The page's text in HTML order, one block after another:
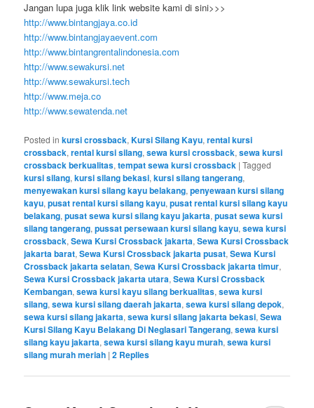
Jangan lupa juga klik link website kami di sini>>>
http://www.bintangjaya.co.id
http://www.bintangjayaevent.com
http://www.bintangrentalindonesia.com
http://www.sewakursi.net
http://www.sewakursi.tech
http://www.meja.co
http://www.sewatenda.net
Posted in kursi crossback,Kursi Silang Kayu,rental kursi
crossback,rental kursi silang,sewa kursi crossback,sewa kursi
crossback berkualitas,tempat sewa kursi crossback |Tagged
kursi silang,kursi silang bekasi,kursi silang tangerang,
menyewakan kursi silang kayu belakang,penyewaan kursi silang
kayu,pusat rental kursi silang kayu,pusat rental kursi silang kayu
belakang,pusat sewa kursi silang kayu jakarta,pusat sewa kursi
silang tangerang,pussat persewaan kursi silang kayu,sewa kursi
crossback,Sewa Kursi Crossback jakarta,Sewa Kursi Crossback
jakarta barat,Sewa Kursi Crossback jakarta pusat,Sewa Kursi
Crossback jakarta selatan,Sewa Kursi Crossback jakarta timur,
Sewa Kursi Crossback jakarta utara,Sewa Kursi Crossback
Kembangan,sewa kursi kayu silang berkualitas,sewa kursi
silang,sewa kursi silang daerah jakarta,sewa kursi silang depok,
sewa kursi silang jakarta,sewa kursi silang jakarta bekasi,Sewa
Kursi Silang Kayu Belakang Di Neglasari Tangerang,sewa kursi
silang kayu jakarta,sewa kursi silang kayu murah,sewa kursi
silang murah meriah |2 Replies